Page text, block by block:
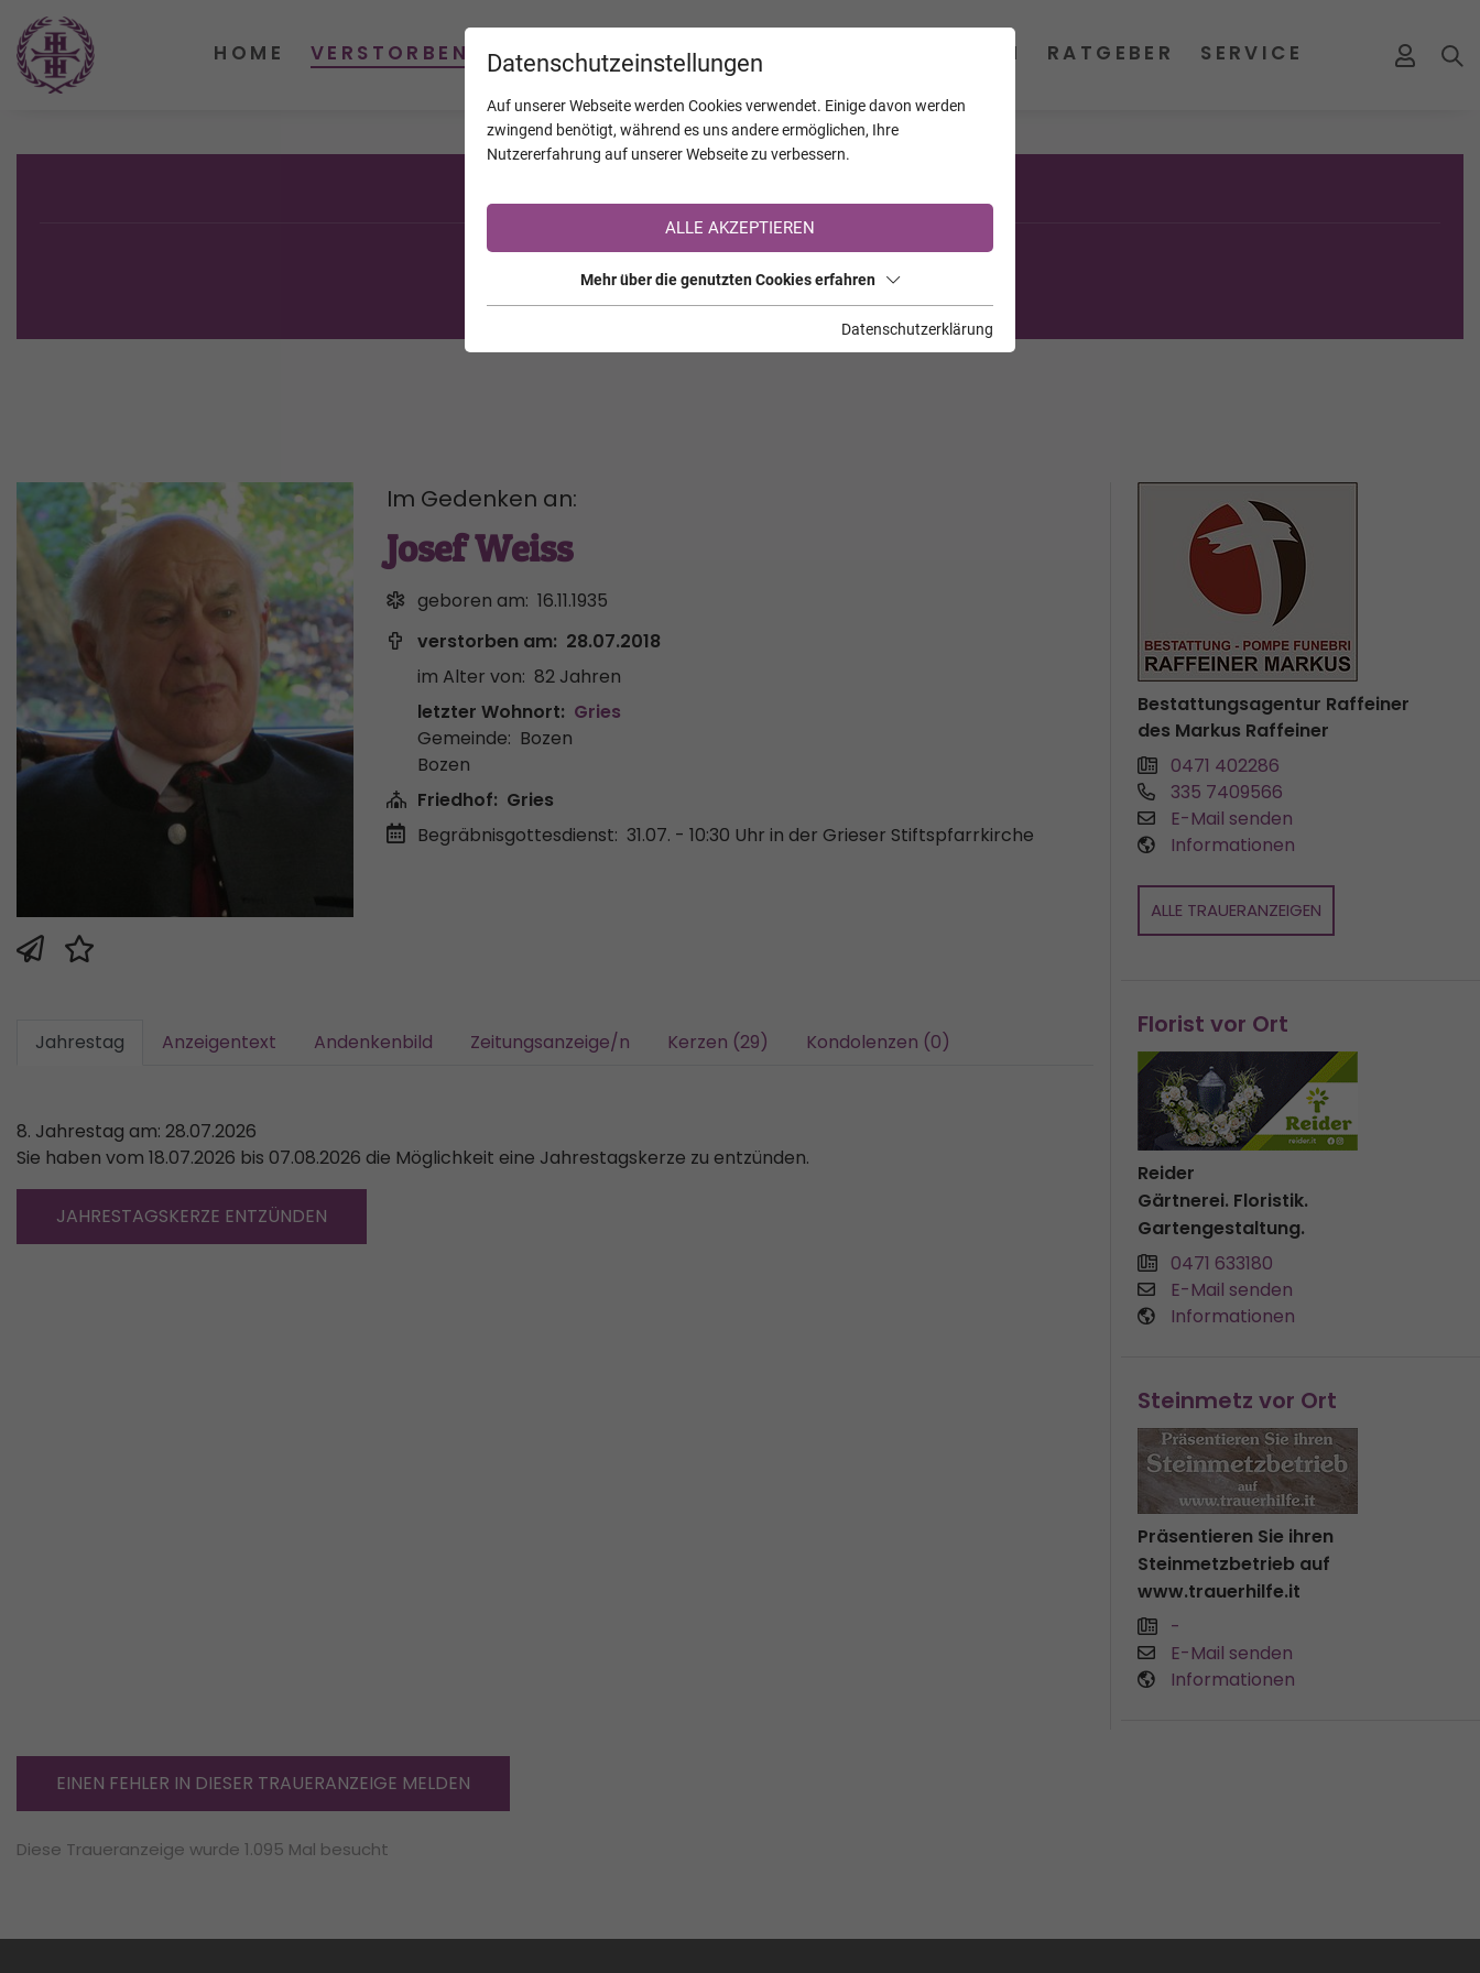
Sie sind noch nicht auf TrauerHilfe.it registriert?
>> zur kostenlosen Registrierung <<
Im Gedenken an:
Josef Weiss
geboren am: 16.11.1935
verstorben am: 28.07.2018
im Alter von: 82 Jahren
letzter Wohnort: Gries
Gemeinde: Bozen
Bozen
Friedhof: Gries
Begräbnisgottesdienst: 31.07. - 10:30 Uhr in der Grieser Stiftspfarrkirche
Jahrestag Anzeigentext Andenkenbild Zeitungsanzeige/n Kerzen (29) Kondolenzen (0)
8. Jahrestag am: 28.07.2026
Sie haben vom 18.07.2026 bis 07.08.2026 die Möglichkeit eine Jahrestagskerze zu entzünden.
JAHRESTAGSKERZE ENTZÜNDEN
Bestattungsagentur Raffeiner
des Markus Raffeiner
0471 402286
335 7409566
E-Mail senden
Informationen
ALLE TRAUERANZEIGEN
Florist vor Ort
Reider
Gärtnerei. Floristik.
Gartengestaltung.
0471 633180
E-Mail senden
Informationen
Steinmetz vor Ort
Präsentieren Sie ihren
Steinmetzbetrieb auf
www.trauerhilfe.it
-
E-Mail senden
Informationen
EINEN FEHLER IN DIESER TRAUERANZEIGE MELDEN
Diese Traueranzeige wurde 1.095 Mal besucht
Datenschutzeinstellungen
Auf unserer Webseite werden Cookies verwendet. Einige davon werden
zwingend benötigt, während es uns andere ermöglichen, Ihre
Nutzererfahrung auf unserer Webseite zu verbessern.
ALLE AKZEPTIEREN
Mehr über die genutzten Cookies erfahren
Datenschutzerklärung
HOME VERSTORBENE KALENDER JAHRESTAGE UNTERNEHMEN RATGEBER SERVICE